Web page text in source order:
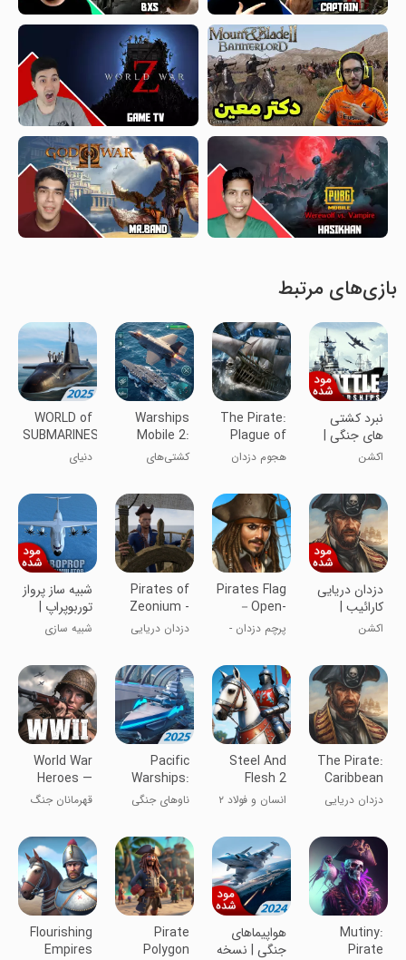
بازی‌های مرتبط
نبرد کشتی
های جنگی |
نسخه مود
اکشن
The Pirate:
Plague of
the Dead
هجوم دزدان
Warships
Mobile 2:
Naval War
کشتی‌های
جنگ دریایی
WORLD of
SUBMARINES:
Navy PvP
دنیای
دزدان دریایی
کارائیب |
نسخه مود
اکشن
Pirates Flag
－Open-
world RPG
پرچم دزدان -
Pirates of
Zeonium -
3D RPG
دزدان دریایی
۳D
شبیه ساز پرواز
توربوپراپ |
نسخه مود
شبیه سازی
The Pirate:
Caribbean
Hunt
دزدان دریایی
کارائیب
Steel And
Flesh 2
انسان و فولاد ۲
Pacific
Warships:
Naval PvP
ناوهای جنگی
World War
Heroes —
WW2 PvP
FPS
قهرمانان جنگ
Mutiny:
Pirate
هواپیماهای
جنگی | نسخه
Pirate
Polygon
Flourishing
Empires